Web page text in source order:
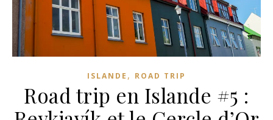
ISLANDE , ROAD TRIP
Road trip en Islande #5 :